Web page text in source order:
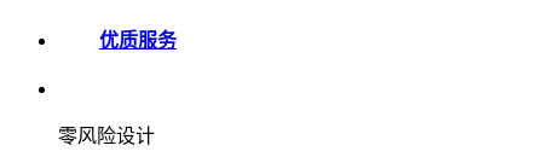
优质服务
零风险设计